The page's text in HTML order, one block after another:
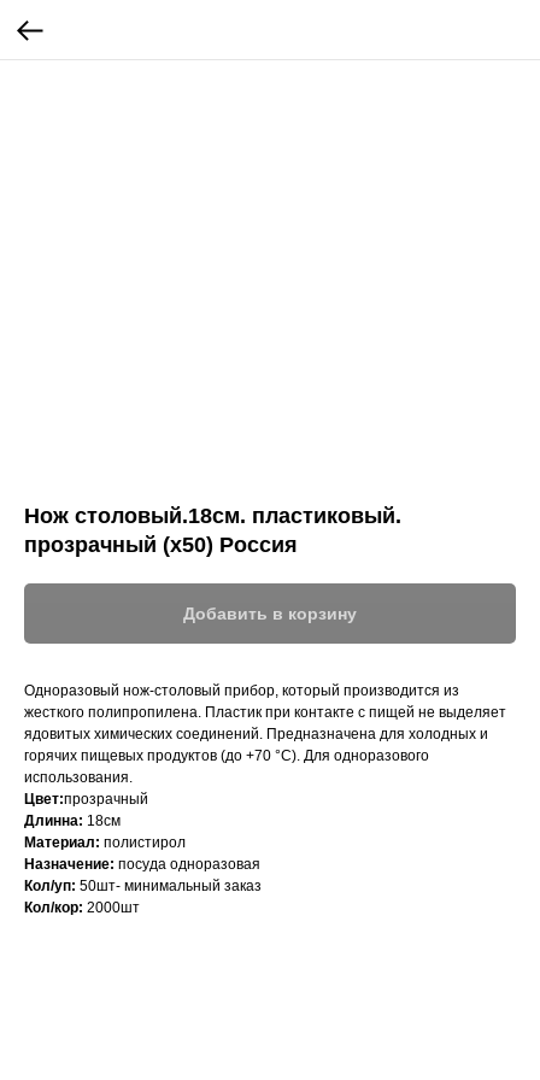
Нож столовый.18см. пластиковый.
прозрачный (х50) Россия
Добавить в корзину
Одноразовый нож-столовый прибор, который производится из
жесткого полипропилена. Пластик при контакте с пищей не выделяет
ядовитых химических соединений. Предназначена для холодных и
горячих пищевых продуктов (до +70 °С). Для одноразового
использования.
Цвет:прозрачный
Длинна: 18см
Материал: полистирол
Назначение: посуда одноразовая
Кол/уп: 50шт- минимальный заказ
Кол/кор: 2000шт